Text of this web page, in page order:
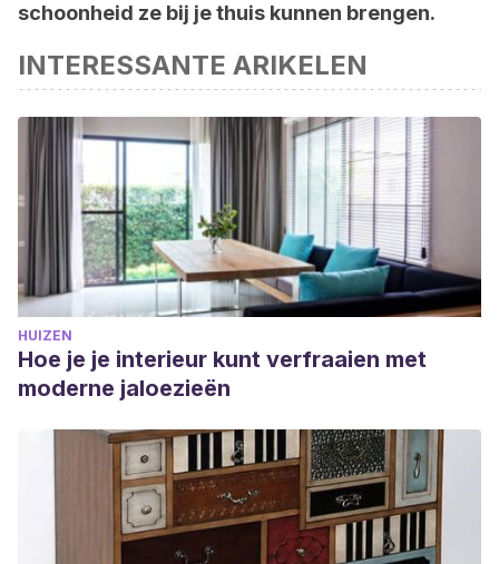
schoonheid ze bij je thuis kunnen brengen.
INTERESSANTE ARIKELEN
HUIZEN
Hoe je je interieur kunt verfraaien met
moderne jaloezieën